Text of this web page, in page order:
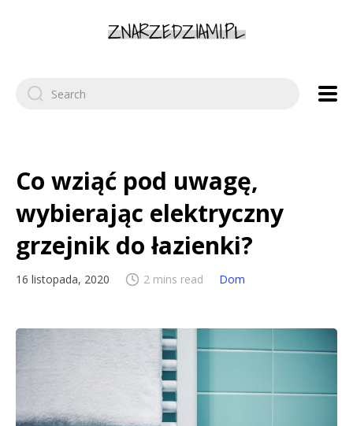
Search
for:
Co wziąć pod uwagę,
wybierając elektryczny
grzejnik do łazienki?
16 listopada, 2020 2 mins read Dom